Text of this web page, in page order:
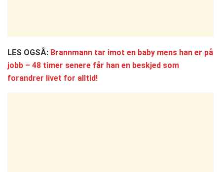
LES OGSÅ: Brannmann tar imot en baby mens han er på
jobb – 48 timer senere får han en beskjed som
forandrer livet for alltid!